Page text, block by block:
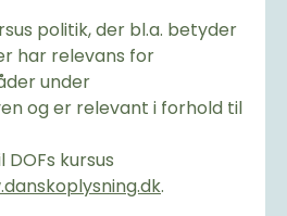
politik, der bl.a. betyder
har relevans for
under
og er relevant i forhold til
kursus
.